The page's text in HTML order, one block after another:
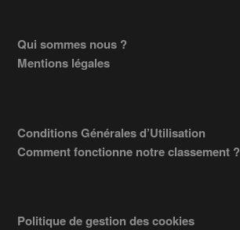
Footer
Qui sommes nous ?
Mentions légales
Conditions Générales d’Utilisation
Comment fonctionne notre classement ?
Politique de gestion des cookies